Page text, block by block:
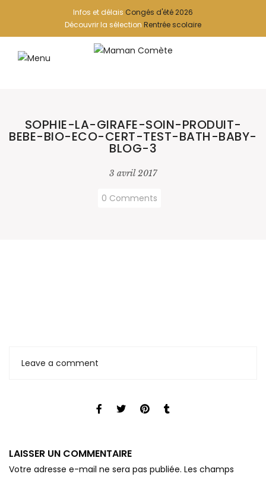
Infos et délais Congés d'été 2026
Découvrir la sélection Rentrée scolaire
SOPHIE-LA-GIRAFE-SOIN-PRODUIT-
BEBE-BIO-ECO-CERT-TEST-BATH-BABY-
BLOG-3
3 avril 2017
0 Comments
Leave a comment
LAISSER UN COMMENTAIRE
Votre adresse e-mail ne sera pas publiée. Les champs